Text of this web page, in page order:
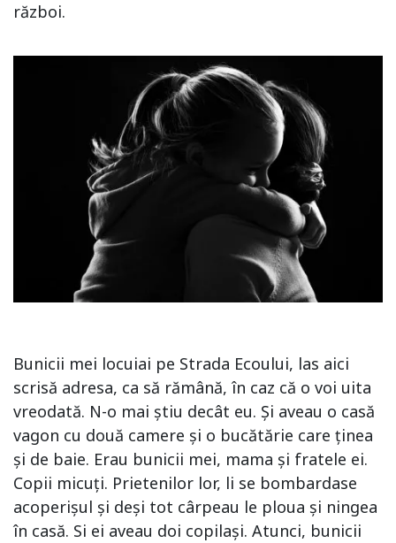
război.
Bunicii mei locuiai pe Strada Ecoului, las aici
scrisă adresa, ca să rămână, în caz că o voi uita
vreodată. N-o mai știu decât eu. Și aveau o casă
vagon cu două camere și o bucătărie care ținea
și de baie. Erau bunicii mei, mama și fratele ei.
Copii micuți. Prietenilor lor, li se bombardase
acoperișul și deși tot cârpeau le ploua și ningea
în casă. Si ei aveau doi copilași. Atunci, bunicii